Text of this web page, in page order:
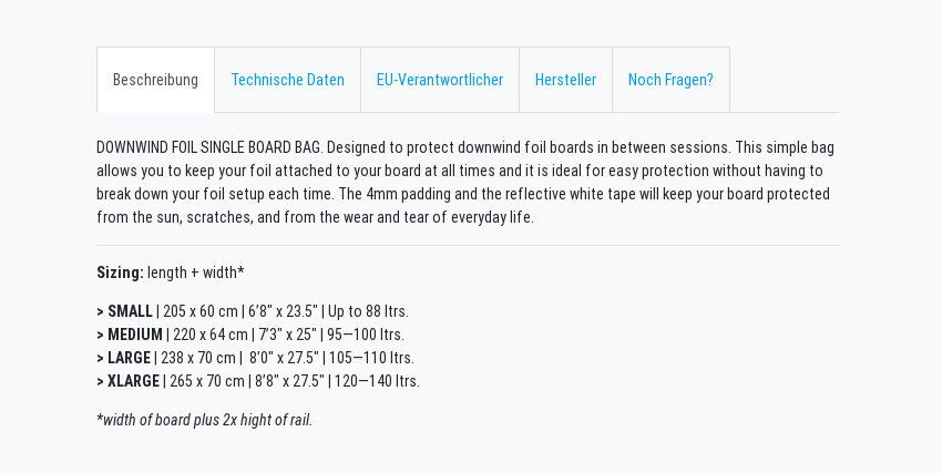
Beschreibung Technische Daten EU-Verantwortlicher Hersteller Noch Fragen?
DOWNWIND FOIL SINGLE BOARD BAG. Designed to protect downwind foil boards in between sessions. This simple bag
allows you to keep your foil attached to your board at all times and it is ideal for easy protection without having to
break down your foil setup each time. The 4mm padding and the reflective white tape will keep your board protected
from the sun, scratches, and from the wear and tear of everyday life.
Sizing: length + width*
> SMALL| 205 x 60 cm | 6’8″ x 23.5″ | Up to 88 ltrs.
> MEDIUM | 220 x 64 cm | 7’3″ x 25″ | 95—100 ltrs.
> LARGE| 238 x 70 cm | 8’0″ x 27.5″ | 105—110 ltrs.
> XLARGE| 265 x 70 cm | 8’8″ x 27.5″ | 120—140 ltrs.
*width of board plus 2x hight of rail.